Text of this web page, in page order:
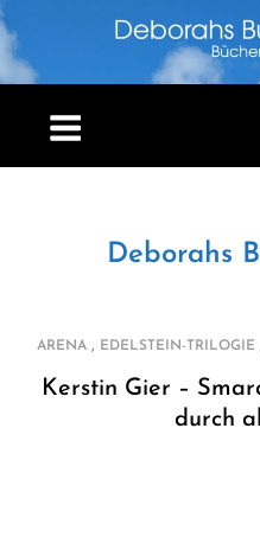
Skip
to
content
Deborahs
ARENA, EDELSTEIN-TRILOGIE
Kerstin Gier –
durch